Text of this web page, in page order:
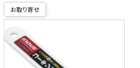
お取り寄せ